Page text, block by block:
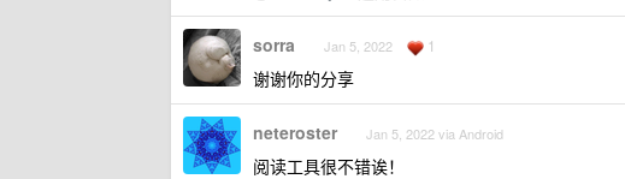
sorra Jan 5, 2022 1
谢谢你的分享
neteroster Jan 5, 2022 via Android
阅读工具很不错诶！